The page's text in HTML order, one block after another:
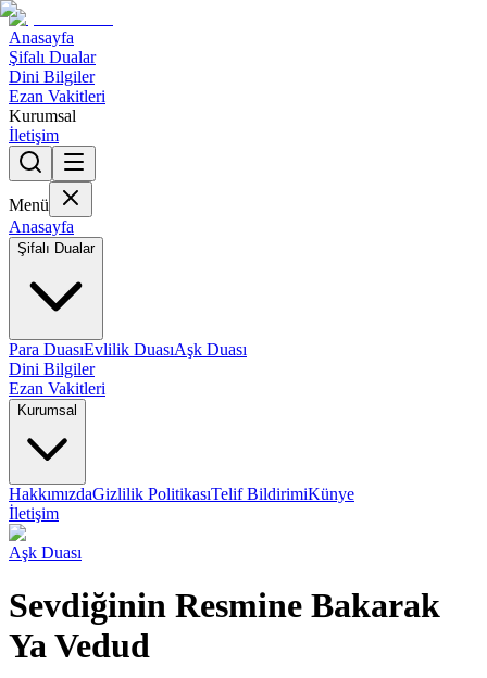
Anasayfa
Şifalı Dualar
Dini Bilgiler
Ezan Vakitleri
Kurumsal
İletişim
Menü
Anasayfa
Şifalı Dualar
Para DuasıEvlilik DuasıAşk Duası
Dini Bilgiler
Ezan Vakitleri
Kurumsal
HakkımızdaGizlilik PolitikasıTelif BildirimiKünye
İletişim
Aşk Duası
Sevdiğinin Resmine Bakarak
Ya Vedud